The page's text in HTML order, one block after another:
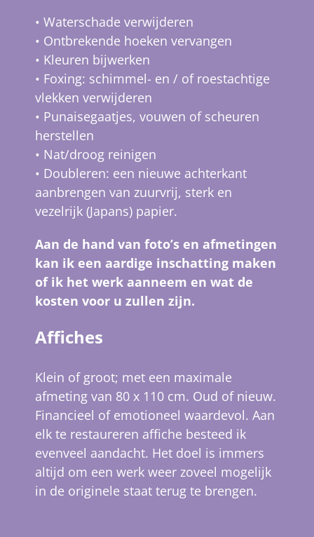
• Waterschade verwijderen
• Ontbrekende hoeken vervangen
• Kleuren bijwerken
• Foxing: schimmel- en / of roestachtige
vlekken verwijderen
• Punaisegaatjes, vouwen of scheuren
herstellen
• Nat/droog reinigen
• Doubleren: een nieuwe achterkant
aanbrengen van zuurvrij, sterk en
vezelrijk (Japans) papier.
Aan de hand van foto’s en afmetingen
kan ik een aardige inschatting maken
of ik het werk aanneem en wat de
kosten voor u zullen zijn.
Affiches
Klein of groot; met een maximale
afmeting van 80 x 110 cm. Oud of nieuw.
Financieel of emotioneel waardevol. Aan
elk te restaureren affiche besteed ik
evenveel aandacht. Het doel is immers
altijd om een werk weer zoveel mogelijk
in de originele staat terug te brengen.